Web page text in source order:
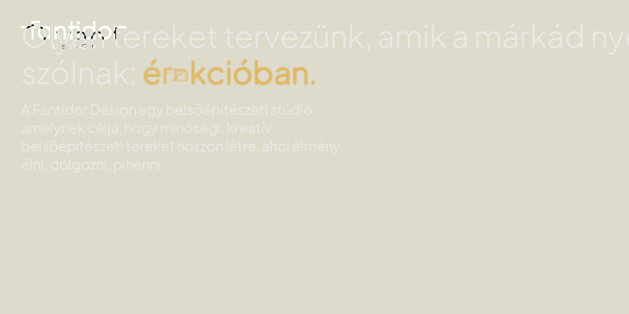
Olyan tereket tervezünk, amik a márkád
szólnak: érzelemben
A Fantidor Design egy belsőépítészeti stúdió,
amelynek célja, hogy minőségi, kreatív
belsőépítészeti tereket hozzon létre, ahol élmény
élni, dolgozni, pihenni.